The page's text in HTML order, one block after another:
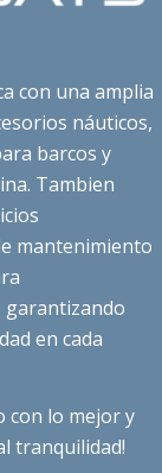
con una amplia
náuticos,
barcos y
Tambien
mantenimiento
garantizando
en cada
con lo mejor y
tranquilidad!